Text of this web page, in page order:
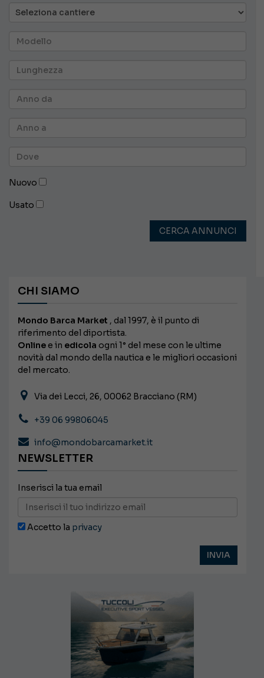
Nuovo
Usato
CERCA ANNUNCI
CHI SIAMO
Mondo Barca Market , dal 1997, è il punto di
riferimento del diportista.
Online e in edicola ogni 1° del mese con le ultime
novità dal mondo della nautica e le migliori occasioni
del mercato.
Via dei Lecci, 26, 00062 Bracciano (RM)
+39 06 99806045
info@mondobarcamarket.it
NEWSLETTER
Inserisci la tua email
Accetto la privacy